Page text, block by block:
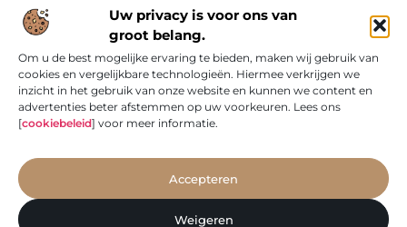
Uw privacy is voor ons van
groot belang.
Om u de best mogelijke ervaring te bieden, maken wij gebruik van
cookies en vergelijkbare technologieën. Hiermee verkrijgen we
inzicht in het gebruik van onze website en kunnen we content en
advertenties beter afstemmen op uw voorkeuren. Lees ons
[cookiebeleid] voor meer informatie.
Accepteren
Weigeren
winkels, originele cadeaus en verborgen pareltjes.
Een inspirerende blog vol tips, trends en verhalen die
winkelen bijzonder maken – online én offline.
Onze informatie
Bericht categorie